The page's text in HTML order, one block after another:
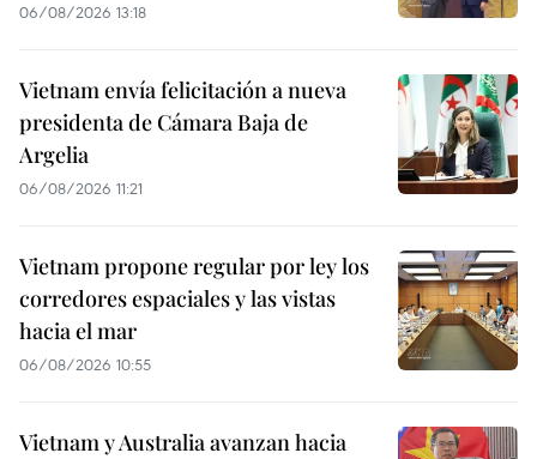
06/08/2026 13:18
Vietnam envía felicitación a nueva
presidenta de Cámara Baja de
Argelia
06/08/2026 11:21
Vietnam propone regular por ley los
corredores espaciales y las vistas
hacia el mar
06/08/2026 10:55
Vietnam y Australia avanzan hacia